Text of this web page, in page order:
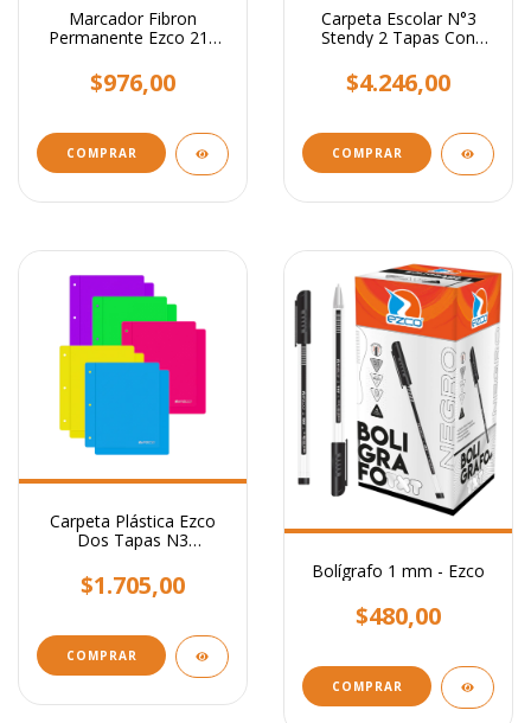
Marcador Fibron
Permanente Ezco 210
$976,00
COMPRAR
Carpeta Escolar N°3
Stendy 2 Tapas Con
$4.246,00
COMPRAR
Carpeta Plástica Ezco
Dos Tapas N3
Individual
$1.705,00
COMPRAR
Bolígrafo 1 mm - Ezco
$480,00
COMPRAR